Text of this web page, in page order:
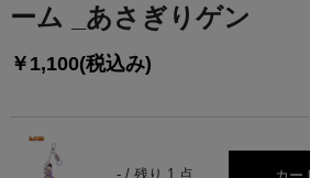
ーム _あさぎりゲン
￥1,100(税込み)
- /残り 1 点